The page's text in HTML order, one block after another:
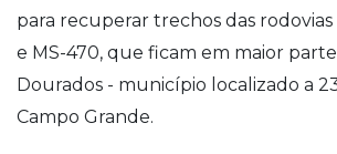
para recuperar trechos das rodovias
e MS-470, que ficam em maior
Dourados - município localizado a
Campo Grande.